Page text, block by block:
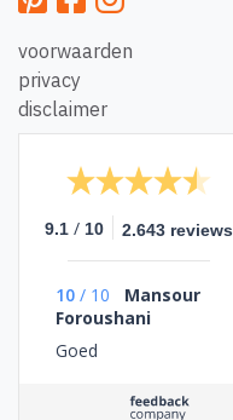
voorwaarden
privacy
disclaimer
9.1 / 10 2.643 reviews
10 / 10
Mansour
Foroushani
Goed